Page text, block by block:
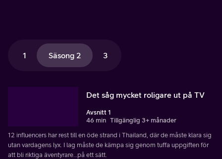
1 Säsong 2 3
Det såg mycket roligare ut på TV
Avsnitt 1
46 min Tillgänglig 3+ månader
12 influencers har rest till en öde strand i Thailand, där de måste klara sig
utan vardagens lyx. I lag måste de kämpa sig genom tuffa uppgiften för
att bli riktiga äventyrare…på ett sätt.